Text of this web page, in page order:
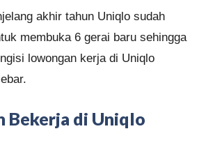
akhir tahun Uniqlo sudah
membuka 6 gerai baru sehingga
lowongan kerja di Uniqlo
Bekerja di Uniqlo